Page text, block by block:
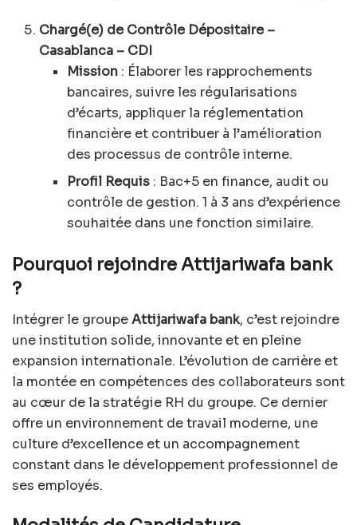
Chargé(e) de Contrôle Dépositaire –
Casablanca – CDI
Mission: Élaborer les rapprochements
bancaires, suivre les régularisations
d’écarts, appliquer la réglementation
financière et contribuer à l’amélioration
des processus de contrôle interne.
Profil Requis: Bac+5 en finance, audit ou
contrôle de gestion. 1 à 3 ans d’expérience
souhaitée dans une fonction similaire.
Pourquoi rejoindre Attijariwafa bank
?
Intégrer le groupeAttijariwafa bank, c’est rejoindre
une institution solide, innovante et en pleine
expansion internationale. L’évolution de carrière et
la montée en compétences des collaborateurs sont
au cœur de la stratégie RH du groupe. Ce dernier
offre un environnement de travail moderne, une
culture d’excellence et un accompagnement
constant dans le développement professionnel de
ses employés.